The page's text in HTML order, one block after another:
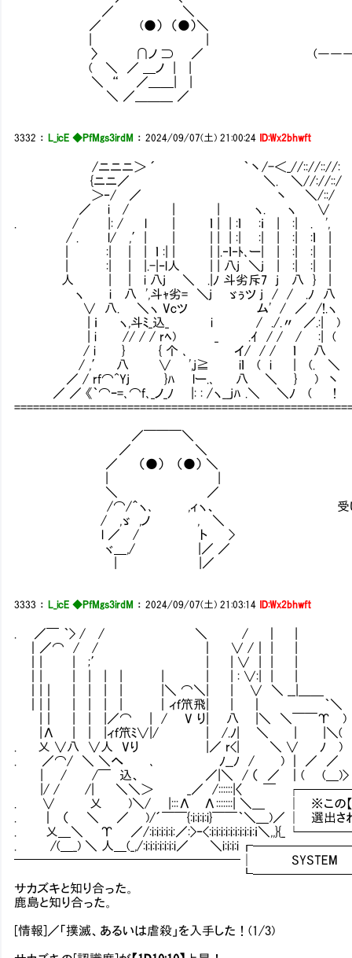
／ ＼
／ (●） （●）＼
〉 ∩ノ ⊃ ／ (――――思い当たるフ
( ＼ ／ ＿ノ | |
＼ “ ／＿＿| |
＼ ／＿＿＿ ／
3332 ： L_icE ◆PfMgs3irdM ：2024/09/07(土) 21:00:24 ID:Wx2bhwft
/ニニニ＞ ´ ｀丶/-＜_//:://:://:
{ニニ／ ＼. ＼//://::/
＞‐/ ／ 丶 ＼/::/
／ i / | | ヽ. ヽ ∨
. / |: / l | ｌ | | :ｌ :ｉ | :| . ', 提督補佐の
/ . l/ ,′| | | | | :| :| | :| :ｌ |
| :| | | ｌ :| | | |.‐ｌ‐ﾄ､ー| | :| :| |
| :| | |.-|‐l人 | | 八j ＼j | :| :| | 貴方には"裏バ
人 | | i 八j ＼ .|ﾉ 斗劣斥7 j 八 } |
ヽ i 八 ',斗ｬ劣= ＼j ゞぅツ j / / .ﾉ 八 一度潜
∨ 八. ＼ヽ Vcツ ム' / ／ /!.ヽ
| ｉ ヽ,斗ﾐ_込_ i / ./.〃 ／.:| )
| i // / / rﾍ) _ .ｲ / / / :| ( 単なる尾行で
/ i } { 个 ､ イ/ / / ｌ 八
/ ,′ 八 ∨ ',j≧ iｌ ( i | (. ＼ やはり、中に
／ / rf⌒^Yj }ﾊ lー.､ 八 ＼ } ) 丶
／ ／ 《｀⌒ｰ=､⌒f､_ノ_ﾉ |: : /ヽ__jﾊ .＼ ＼ﾉ ( !
／￣￣￣＼
／ ＼
／ （●） （●） ＼
＼ ／
/⌒/＾ヽ､ ,ィヽ、 受けそうな生徒っ
/ ,ゞ ,ノ , ＼
l ／ / ト >
ヾ＿,/ |／ ／
| |／
3333 ： L_icE ◆PfMgs3irdM ：2024/09/07(土) 21:03:14 ID:Wx2bhwft
. ／￣ ｀> / / ＼ / ｜ |
｜／⌒ / / ｜ ∨ /｜ | |
｜| | ;′ | | ∨ | | | すみませ
｜| | | | | | | | : ∨:| | |
｜|｜ | | | | |＼ ⌒＼| | ∨ ＼ __|＿＿ 決定
｜|｜ | | | | ｜ィｆ笊飛| | ｜ ｀＼
|｜ | | |／⌒ | / V り| 八 |＼ ＼￣￣Υ )
|Λ | | |ィｆ笊ﾐ∨|/ | /.ﾉ| ＼ | |＼( もし、
. 乂 ∨八 ∨人 Vり |／ r<| ＼ ∨ ﾉ )
. ／⌒/ ＼ ＼へ ､ ﾉ__ﾉ / ) ｜ ／ ／ その
| / /￣ 込、 ／|＼ / （ ／ ｜( (＿)>
|/ / /| ＼＼＞ _／ /::::::|〈 ￣
. ∨ 乂 )＼/ |:::Λ Λ:::::::| ＼＿ │ ※この【依頼】は
. ｜ （ ＼ ／ )/´￣￣{:i:i:i:i}￣￣｀＼＿)／ │ 選出さ
. 乂＿＼ Υ ／/:i:i:i:i:i:／:>‐<:i:i:i:i:i:i:i:i:ｉ:ｉ＼
. /(＿_) ＼ 人＿(_,/:i:i:i:i:i:i:i／ ＼i:i:i:i
━━━━━━━━━━━━━━━━━━│
サカズキと知り合った。
鹿島と知り合った。
[情報]／「撲滅、あるいは虐殺」を入手した！(1/3)